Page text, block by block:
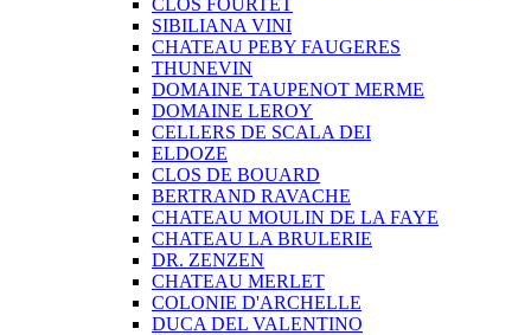
CLOS FOURTET
SIBILIANA VINI
CHATEAU PEBY FAUGERES
THUNEVIN
DOMAINE TAUPENOT MERME
DOMAINE LEROY
CELLERS DE SCALA DEI
ELDOZE
CLOS DE BOUARD
BERTRAND RAVACHE
CHATEAU MOULIN DE LA FAYE
CHATEAU LA BRULERIE
DR. ZENZEN
CHATEAU MERLET
COLONIE D'ARCHELLE
DUCA DEL VALENTINO